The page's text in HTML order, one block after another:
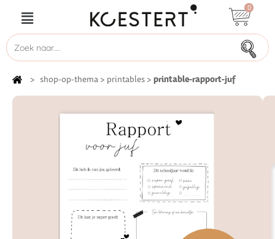
0
> shop-op-thema > printables > printable-rapport-juf